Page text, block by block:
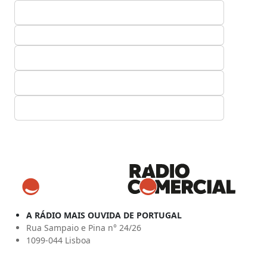
A RÁDIO MAIS OUVIDA DE PORTUGAL
Rua Sampaio e Pina n° 24/26
1099-044 Lisboa